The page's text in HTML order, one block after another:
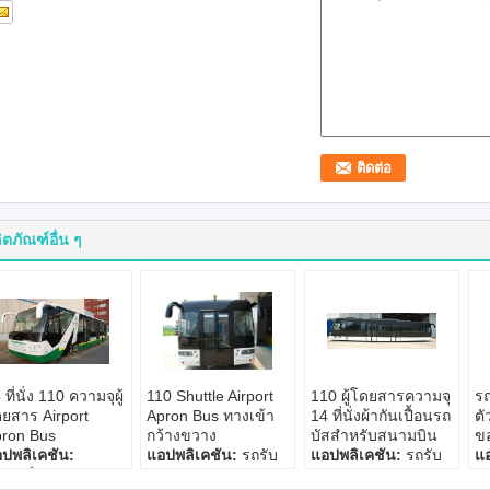
ตภัณฑ์อื่น ๆ
ที่นั่ง 110 ความจุผู้
สาร Airport
Bus
ปพลิเคชัน:
110 Shuttle Airport
Apron Bus ทางเข้า
กว้างขวาง
แอปพลิเคชัน: รถรับ
110 ผู้โดยสารความจุ
14 ที่นั่งผ้ากันเปื้อนรถ
บัสสำหรับสนามบิน
แอปพลิเคชัน: รถรับ
ร
ตั
ข
แ